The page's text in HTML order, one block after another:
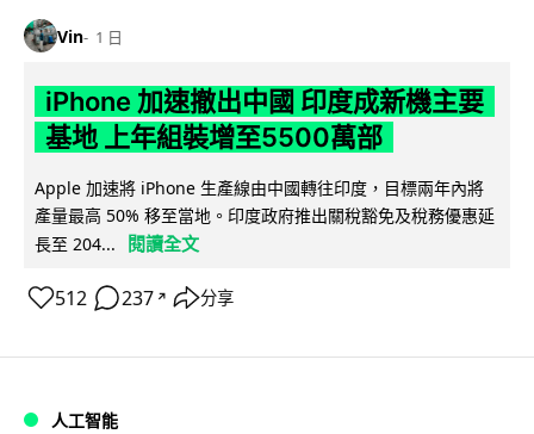
Vin 1 日
iPhone 加速撤出中國 印度成新機主要
基地 上年組裝增至5500萬部
Apple 加速將 iPhone 生產線由中國轉往印度，目標兩年內將
產量最高 50% 移至當地。印度政府推出關稅豁免及稅務優惠延
長至 204...
閱讀全文
512 237 ↗ 分享
人工智能